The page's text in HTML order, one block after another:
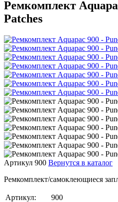
Ремкомплект
Patches
Артикул 900 Вернутся в каталог
Ремкомплект/самоклеющиеся
Артикул:
900